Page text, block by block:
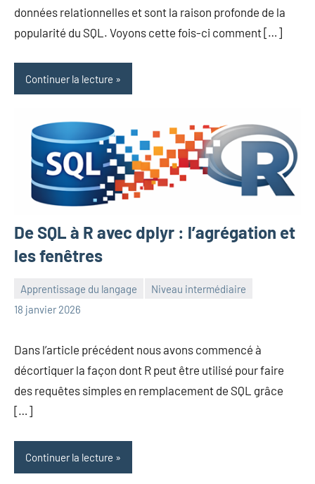
données relationnelles et sont la raison profonde de la
popularité du SQL. Voyons cette fois-ci comment […]
Continuer la lecture
De SQL à R avec dplyr : l’agrégation et
les fenêtres
Apprentissage du langage
Niveau intermédiaire
18 janvier 2026
Frédéric
Aucun
Dans l’article précédent nous avons commencé à
décortiquer la façon dont R peut être utilisé pour faire
des requêtes simples en remplacement de SQL grâce
[…]
Continuer la lecture